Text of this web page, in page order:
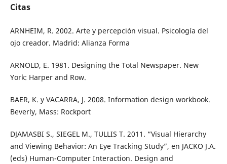
Citas
ARNHEIM, R. 2002. Arte y percepción visual. Psicología del
ojo creador. Madrid: Alianza Forma
ARNOLD, E. 1981. Designing the Total Newspaper. New
York: Harper and Row.
BAER, K. y VACARRA, J. 2008. Information design workbook.
Beverly, Mass: Rockport
DJAMASBI S., SIEGEL M., TULLIS T. 2011. “Visual Hierarchy
and Viewing Behavior: An Eye Tracking Study”, en JACKO J.A.
(eds) Human-Computer Interaction. Design and